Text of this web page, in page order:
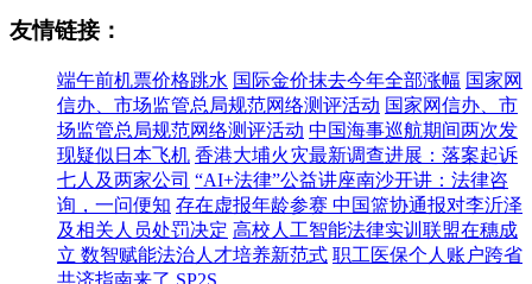
友情链接：
端午前机票价格跳水 国际金价抹去今年全部涨幅 国家网
信办、市场监管总局规范网络测评活动 国家网信办、市
场监管总局规范网络测评活动 中国海事巡航期间两次发
现疑似日本飞机 香港大埔火灾最新调查进展：落案起诉
七人及两家公司 “AI+法律”公益讲座南沙开讲：法律咨
询，一问便知 存在虚报年龄参赛 中国篮协通报对李沂泽
及相关人员处罚决定 高校人工智能法律实训联盟在穗成
立 数智赋能法治人才培养新范式 职工医保个人账户跨省
共济指南来了 SP2S